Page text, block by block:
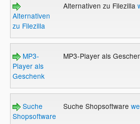
Alternativen
zu Filezilla
Alternativen zu Filezilla
MP3-
Player als
Geschenk
MP3-Player als
Suche
Shopsoftware
Suche Shopsoftware